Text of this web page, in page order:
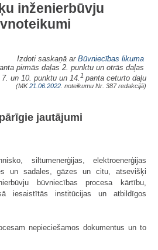
inženierbūvju
Izdoti saskaņā ar Būvniecības likuma
pirmās daļas 2. punktu un otrās daļas
un 10. punktu un 14. 1 panta ceturto daļu
(MK21.06.2022. noteikumu Nr. 387 redakcijā)
jautājumi
siltumenerģijas, elektroenerģijas
un sadales, gāzes un citu, atsevišķi
būvniecības procesa kārtību,
iesaistītās institūcijas un atbildīgos
nepieciešamos dokumentus un to